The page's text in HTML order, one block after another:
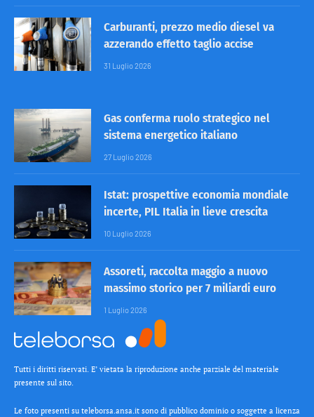
Carburanti, prezzo medio diesel va
azzerando effetto taglio accise
31 Luglio 2026
Gas conferma ruolo strategico nel
sistema energetico italiano
27 Luglio 2026
Istat: prospettive economia mondiale
incerte, PIL Italia in lieve crescita
10 Luglio 2026
Assoreti, raccolta maggio a nuovo
massimo storico per 7 miliardi euro
1 Luglio 2026
Tutti i diritti riservati. E’ vietata la riproduzione anche parziale del materiale
presente sul sito.
Le foto presenti su teleborsa.ansa.it sono di pubblico dominio o soggette a licenza